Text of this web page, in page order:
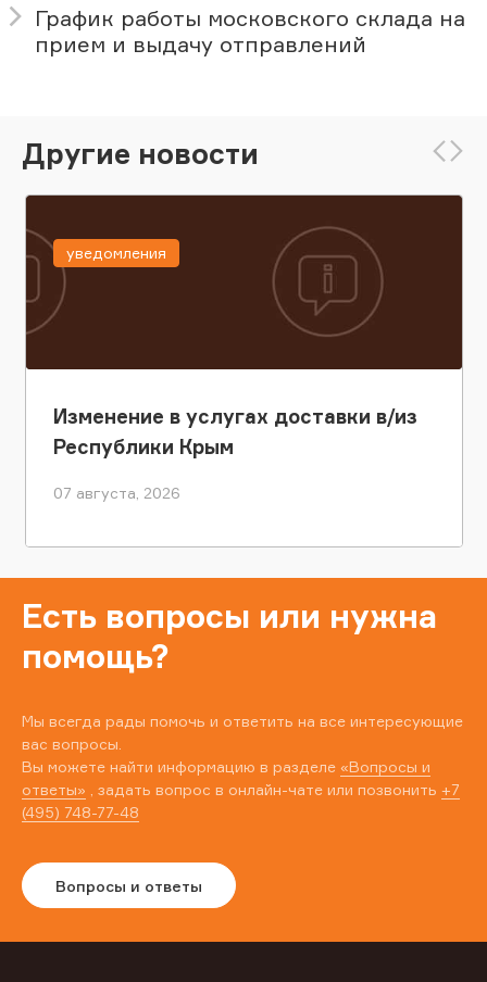
График работы московского склада на
прием и выдачу отправлений
Другие новости
Изменение в услугах доставки в/из
Республики Крым
07 августа, 2026
уведомления
Есть вопросы или нужна
помощь?
Мы всегда рады помочь и ответить на все интересующие
вас вопросы.
Вы можете найти информацию в разделе «Вопросы и
ответы» , задать вопрос в онлайн-чате или позвонить +7
(495) 748-77-48
Вопросы и ответы